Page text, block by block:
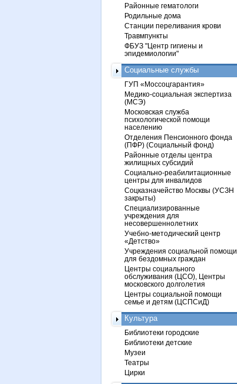
Районные гематологи
Родильные дома
Станции переливания крови
Травмпункты
ФБУЗ "Центр гигиены и
эпидемиологии"
Социальные службы
ГУП «Моссоцгарантия»
Медико-социальная экспертиза
(МСЭ)
Московская служба
психологической помощи
населению
Отделения Пенсионного фонда
(ПФР) (Социальный фонд)
Районные отделы центра
жилищных субсидий
Социально-реабилитационные
центры для инвалидов
Соцказначейство Москвы (УСЗН
закрыты)
Специализированные
учреждения для
несовершеннолетних
Учебно-методический центр
«Детство»
Учреждения социальной помощи
для бездомных граждан
Центры социального
обслуживания (ЦСО), Центры
московского долголетия
Центры социальной помощи
семье и детям (ЦСПСиД)
Культура
Библиотеки городские
Библиотеки детские
Музеи
Театры
Цирки